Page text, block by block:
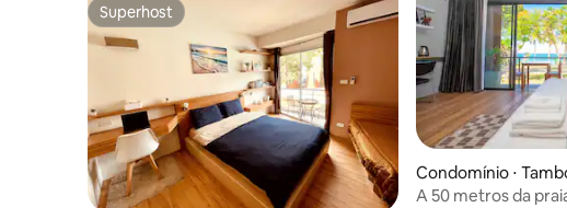
Superhost
Superhost
Condomínio ⋅
t
A 50 metros da praia de praia Massagem